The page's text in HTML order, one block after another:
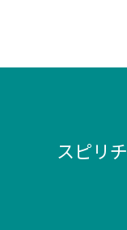
スピリ